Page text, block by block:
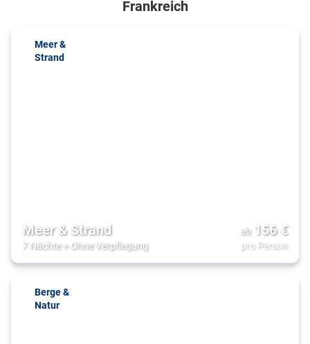
Frankreich
Meer &
Strand
Meer & Strand
7 Nächte+ Ohne Verpflegung
ab 156€
pro Person
Berge &
Natur